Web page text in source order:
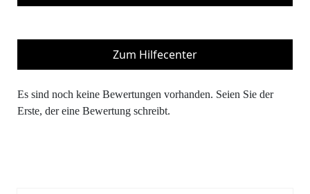
Zum Hilfecenter
Es sind noch keine Bewertungen vorhanden. Seien Sie der
Erste, der eine Bewertung schreibt.